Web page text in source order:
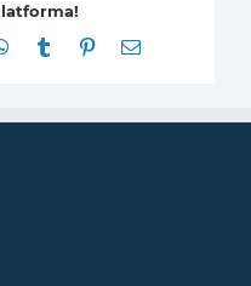
WhatsApp
Tumblr Pinterest
E-